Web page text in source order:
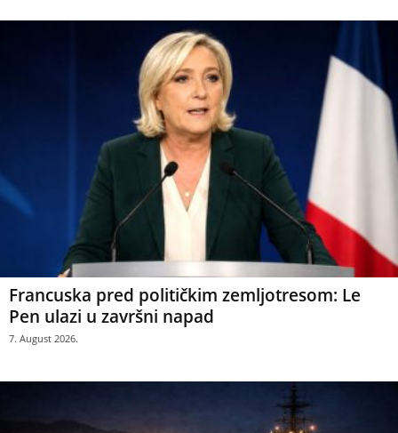
Francuska pred političkim zemljotresom: Le
Pen ulazi u završni napad
7. August 2026.